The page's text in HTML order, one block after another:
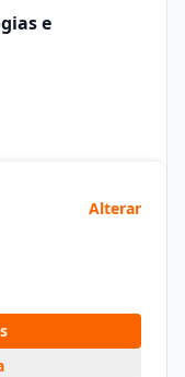
e
Alterar